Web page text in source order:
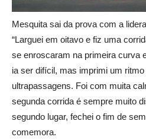
Mesquita sai da prova com a
“Larguei em oitavo e fiz uma
se enroscaram na primeira curva
ia ser difícil, mas imprimi um
ultrapassagens. Foi com muita
segunda corrida é sempre muito
segundo lugar, fechei o fim de
comemora.